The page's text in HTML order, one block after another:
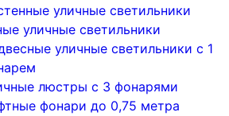
уличные светильники
уличные светильники
уличные светильники с 1
люстры с 3 фонарями
фонари до 0,75 метра